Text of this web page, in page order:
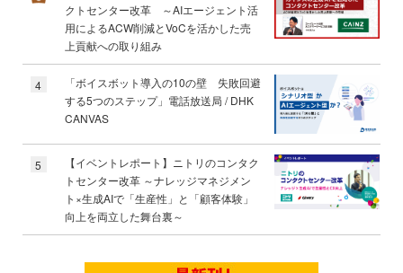
クトセンター改革 ～AIエージェント活
用によるACW削減とVoCを活かした売
上貢献への取り組み
4
「ボイスボット導入の10の壁 失敗回避
する5つのステップ」電話放送局 / DHK
CANVAS
5
【イベントレポート】ニトリのコンタク
トセンター改革 ～ナレッジマネジメン
ト×生成AIで「生産性」と「顧客体験」
向上を両立した舞台裏～